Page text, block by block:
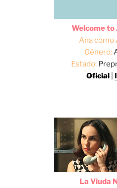
Welcome to
Ana como
Género:
Estado:
Oficial
La Viuda